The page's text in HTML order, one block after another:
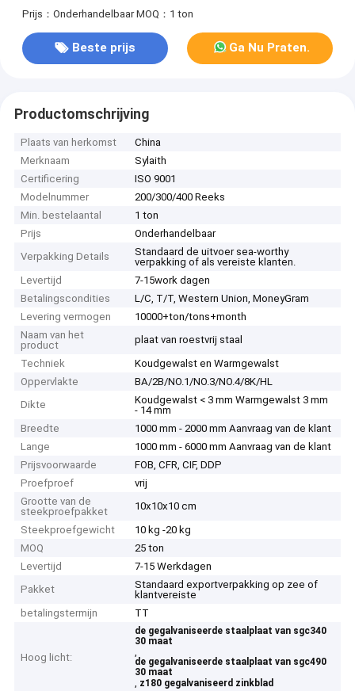
kg
Prijs：Onderhandelbaar MOQ：1 ton
Beste prijs Ga Nu Praten.
Productomschrijving
Plaats van herkomst
China
Merknaam
Sylaith
Certificering
ISO 9001
Modelnummer
200/300/400 Reeks
Min. bestelaantal
1 ton
Prijs
Onderhandelbaar
Verpakking Details
Standaard de uitvoer sea-worthy
verpakking of als vereiste klanten.
Levertijd
7-15work dagen
Betalingscondities
L/C, T/T, Western Union, MoneyGram
Levering vermogen
10000+ton/tons+month
Naam van het
product
plaat van roestvrij staal
Techniek
Koudgewalst en Warmgewalst
Oppervlakte
BA/2B/NO.1/NO.3/NO.4/8K/HL
Dikte
Koudgewalst < 3 mm Warmgewalst 3 mm
- 14 mm
Breedte
1000 mm - 2000 mm Aanvraag van de klant
Lange
1000 mm - 6000 mm Aanvraag van de klant
Prijsvoorwaarde
FOB, CFR, CIF, DDP
Proefproef
vrij
Grootte van de
steekproefpakket
10x10x10 cm
Steekproefgewicht
10 kg -20 kg
MOQ
25 ton
Levertijd
7-15 Werkdagen
Pakket
Standaard exportverpakking op zee of
klantvereiste
betalingstermijn
TT
Hoog licht:
de gegalvaniseerde staalplaat van sgc340
30 maat
,
de gegalvaniseerde staalplaat van sgc490
30 maat
, z180 gegalvaniseerd zinkblad